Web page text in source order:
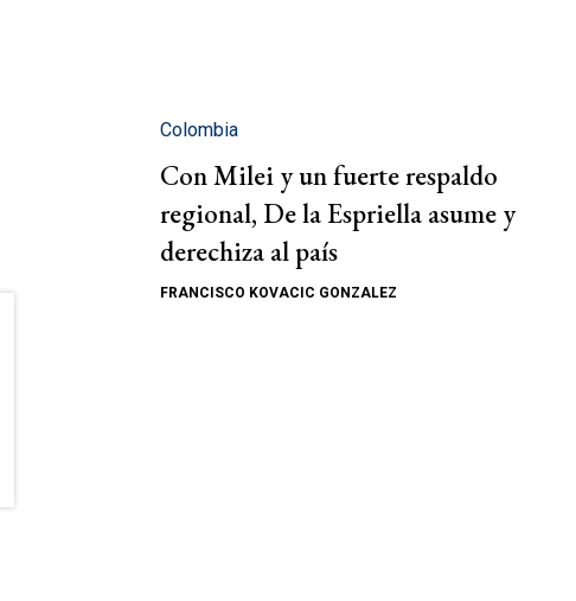
Colombia
Con Milei y un fuerte respaldo
regional, De la Espriella asume y
derechiza al país
FRANCISCO KOVACIC GONZALEZ